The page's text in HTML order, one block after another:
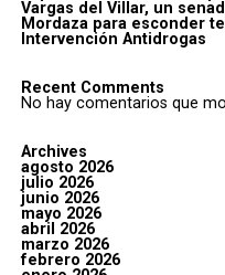
Vargas del Villar, un
Mordaza para esconder
Intervención Antidrogas
Recent Comments
No hay comentarios que
Archives
agosto 2026
julio 2026
junio 2026
mayo 2026
abril 2026
marzo 2026
febrero 2026